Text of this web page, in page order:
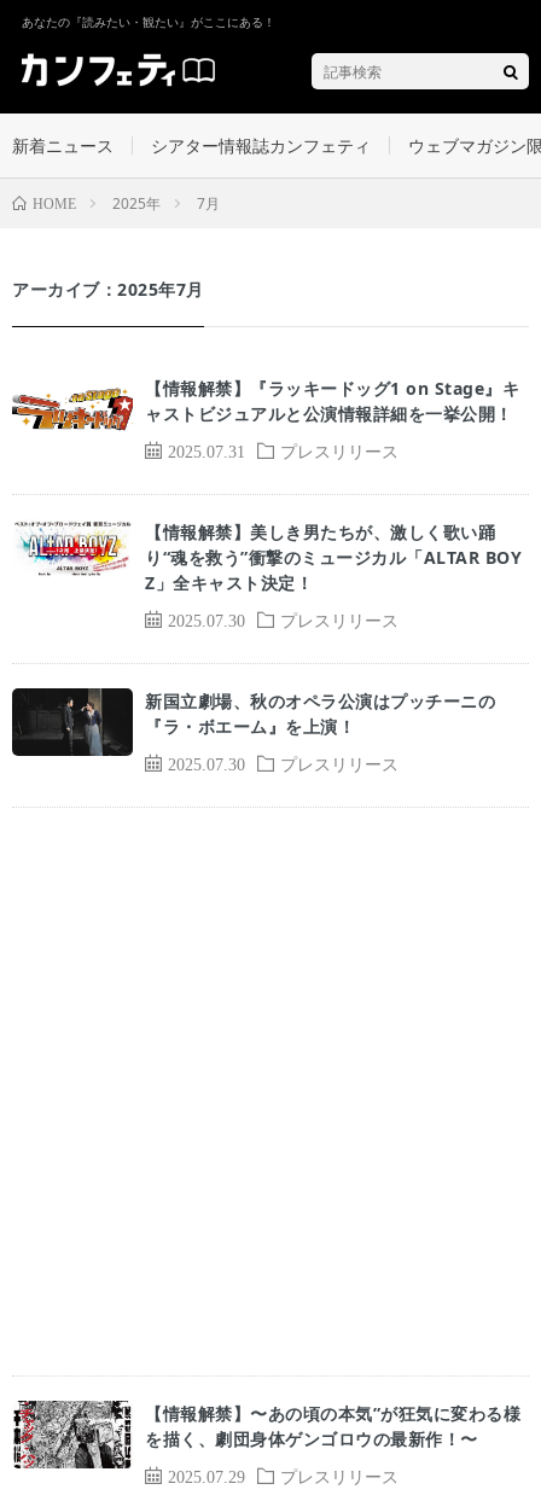
あなたの『読みたい・観たい』がここにある！
新着ニュース シアター情報誌カンフェティ ウェブマガジン
HOME 2025年 7月
アーカイブ：2025年7月
2025.07.31 プレスリリース
【情報解禁】『ラッキードッグ1 on Stage』キ
ャストビジュアルと公演情報詳細を一挙公開！
2025.07.30 プレスリリース
【情報解禁】美しき男たちが、激しく歌い踊
り“魂を救う”衝撃のミュージカル「ALTAR BOY
Z」全キャスト決定！
2025.07.30 プレスリリース
新国立劇場、秋のオペラ公演はプッチーニの
『ラ・ボエーム』を上演！
2025.07.29 プレスリリース
【情報解禁】〜あの頃の本気”が狂気に変わる様
を描く、劇団身体ゲンゴロウの最新作！〜